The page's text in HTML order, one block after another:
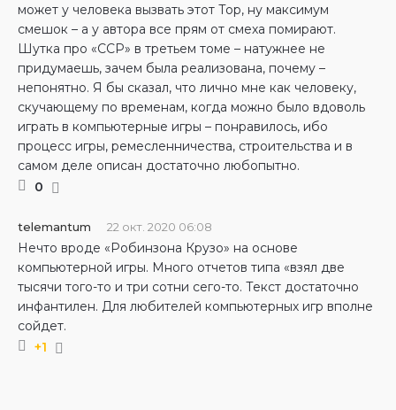
может у человека вызвать этот Тор, ну максимум
смешок – а у автора все прям от смеха помирают.
Шутка про «ССР» в третьем томе – натужнее не
придумаешь, зачем была реализована, почему –
непонятно. Я бы сказал, что лично мне как человеку,
скучающему по временам, когда можно было вдоволь
играть в компьютерные игры – понравилось, ибо
процесс игры, ремесленничества, строительства и в
самом деле описан достаточно любопытно.
0
telemantum 22 окт. 2020 06:08
Нечто вроде «Робинзона Крузо» на основе
компьютерной игры. Много отчетов типа «взял две
тысячи того-то и три сотни сего-то. Текст достаточно
инфантилен. Для любителей компьютерных игр вполне
сойдет.
+1